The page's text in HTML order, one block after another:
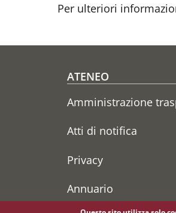
Per ulteriori
Footer
ATENEO
Amministrazione
Atti di notifica
Privacy
Annuario